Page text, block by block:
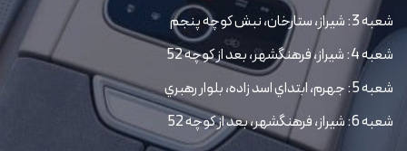
شعبه 3: شیراز، ستارخان، نبش کوچه پنجم
شعبه 4: شیراز، فرهنگشهر، بعد از کوچه 52
شعبه 5: جهرم، ابتداي اسد زاده، بلوار رهبري
شعبه 6: شیراز، فرهنگشهر، بعد از کوچه 52